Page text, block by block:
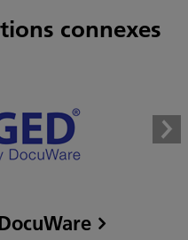
connexes